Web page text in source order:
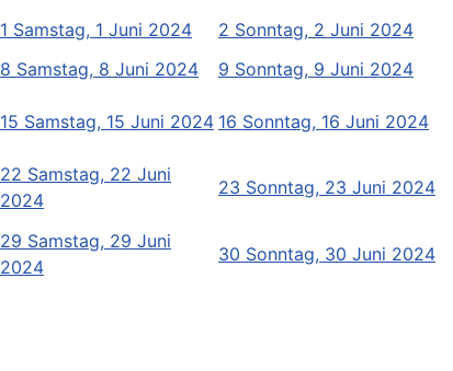
1 Samstag, 1 Juni 2024 2 Sonntag, 2 Juni 2024
8 Samstag, 8 Juni 2024 9 Sonntag, 9 Juni 2024
15 Samstag, 15 Juni 2024 16 Sonntag, 16 Juni 2024
22 Samstag, 22 Juni
2024
23 Sonntag, 23 Juni 2024
29 Samstag, 29 Juni
2024
30 Sonntag, 30 Juni 2024